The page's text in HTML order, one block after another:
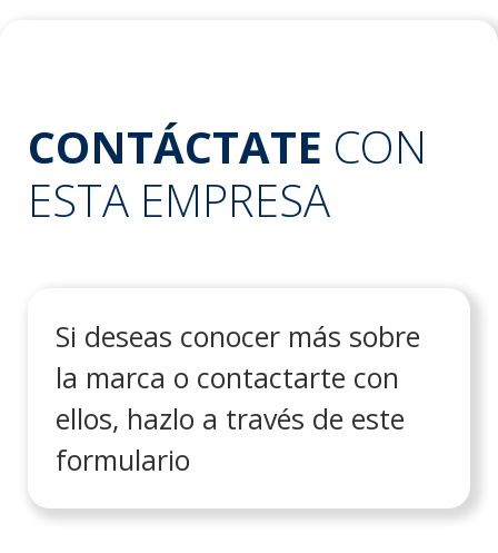
CONTÁCTATE CON
ESTA EMPRESA
Si deseas conocer más sobre
la marca o contactarte con
ellos, hazlo a través de este
formulario